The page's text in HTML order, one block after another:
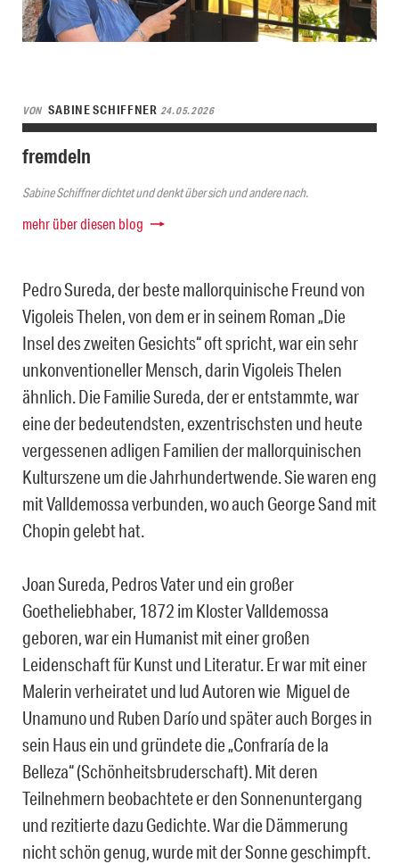
VON SABINE SCHIFFNER 24.05.2026
fremdeln
Sabine Schiffner dichtet und denkt über sich und andere nach.
mehr über diesen blog
Pedro Sureda, der beste mallorquinische Freund von
Vigoleis Thelen, von dem er in seinem Roman „Die
Insel des zweiten Gesichts“ oft spricht, war ein sehr
unkonventioneller Mensch, darin Vigoleis Thelen
ähnlich.Die Familie Sureda, der er entstammte, war
eine der bedeutendsten, exzentrischsten und heute
vergessenen adligen Familien der mallorquinischen
Kulturszene um die Jahrhundertwende. Sie waren eng
mit Valldemossa verbunden, wo auch George Sand mit
Chopin gelebt hat.
Joan Sureda, Pedros Vater und ein großer
Goetheliebhaber, 1872 im Kloster Valldemossa
geboren, war ein Humanist mit einer großen
Leidenschaft für Kunst und Literatur. Er war mit einer
Malerin verheiratet und lud Autoren wie Miguel de
Unamuno und Ruben Darío und später auch Borges in
sein Haus ein und gründete die „Confraría de la
Belleza“ (Schönheitsbruderschaft). Mit deren
Teilnehmern beobachtete er den Sonnenuntergang
und rezitierte dazu Gedichte. War die Dämmerung
nicht schön genug, wurde mit der Sonne geschimpft.